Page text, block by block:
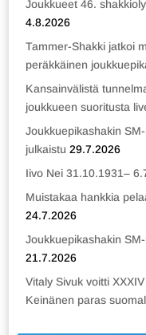
Joukkueet 46.
4.8.2026
Tammer-Shakki jatkoi
peräkkäinen
Kansainvälistä
joukkueen suoritusta
Joukkuepikashakin
julkaistu 29.7.2026
Iivo Nei 31.10.1931–
Muistakaa hankkia
24.7.2026
Joukkuepikashakin
21.7.2026
Vitaly Sivuk voitti
Keinänen paras